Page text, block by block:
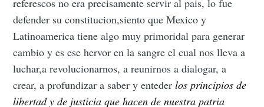
referescos no era precisamente servir al pais, lo fue
defender su constitucion,siento que Mexico y
Latinoamerica tiene algo muy primoridal para generar
cambio y es ese hervor en la sangre el cual nos lleva a
luchar,a revolucionarnos, a reunirnos a dialogar, a
crear, a profundizar a saber y enteder los principios de
libertad y de justicia que hacen de nuestra patria